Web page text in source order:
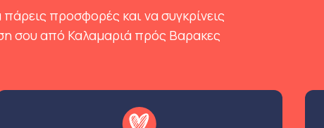
προσφορές και να συγκρίνεις
σου από Καλαμαριά πρός Βαρακες